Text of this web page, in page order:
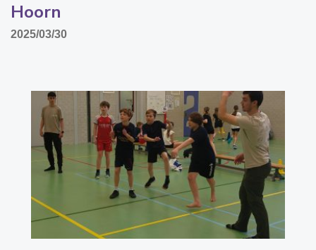
Hoorn
2025/03/30